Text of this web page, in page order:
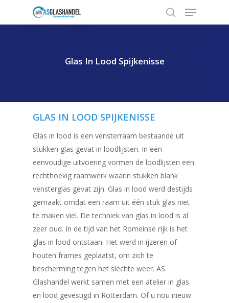
Hit enter to search or ESC to close
Glas In Lood Spijkenisse
GLAS IN LOOD SPIJKENISSE
Glas in lood is een vensterraam bestaande uit
stukken glas gevat in loodlijsten. In een
eenvoudige uitvoering vormen de loodlijsten een
rechthoekig raamwerk waarin stukken blank
vensterglas gevat zijn. Glas in lood werd destijds
gemaakt omdat een raam uit één stuk glas niet
te maken viel. De techniek van glas in lood is al
zeer oud. In de tijd van het Romeinse rijk is het
glas in lood ontstaan. Het werd in ijzeren of
houten frames geplaatst, om zich te
bescherming tegen het slechte weer. AS.
Glashandel werkt samen met een atelier in glas
en lood gevestigd in Rotterdam. Of u nou nieuw